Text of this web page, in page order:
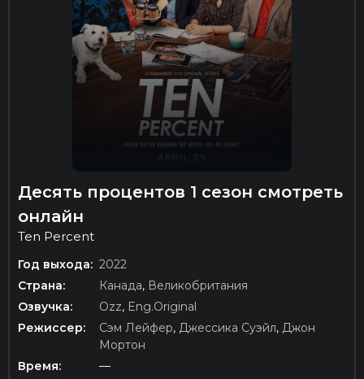
Десять процентов 1 сезон смотреть
онлайн
Ten Percent
Год выхода: 2022
Страна:
Канада, Великобритания
Озвучка:
Ozz, Eng.Original
Режиссер:
Сэм Лейфер, Джессика Суэйл, Джон
Мортон
Время:
—